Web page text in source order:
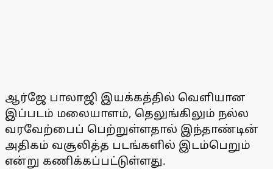
ஆர்ஜே பாலாஜி இயக்கத்தில் வெளியான
இப்படம் மலையாளம், தெலுங்கிலும் நல்ல
வரவேற்பைப் பெற்றுள்ளதால் இந்தாண்டின்
அதிகம் வசூலித்த படங்களில் இடம்பெறும்
என்று கணிக்கப்பட்டுள்ளது.